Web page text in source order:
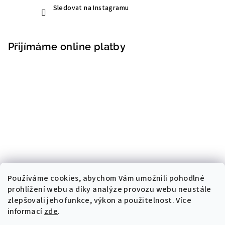
Používáme cookies, abychom Vám umožnili pohodlné
prohlížení webu a díky analýze provozu webu neustále
zlepšovali jeho funkce, výkon a použitelnost. Více
informacízde.
Sledovat na Instagramu
Přijímáme online platby